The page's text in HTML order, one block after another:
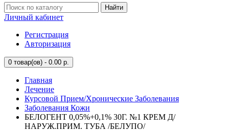
Найти
Личный кабинет
Регистрация
Авторизация
0 товар(ов) - 0.00 р.
Главная
Лечение
Курсовой Прием/Хронические Заболевания
Заболевания Кожи
БЕЛОГЕНТ 0,05%+0,1% 30Г. №1 КРЕМ Д/
НАРУЖ.ПРИМ. ТУБА /БЕЛУПО/